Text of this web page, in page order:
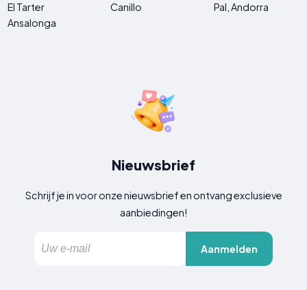
El Tarter
Canillo
Pal, Andorra
Ansalonga
Nieuwsbrief
Schrijf je in voor onze nieuwsbrief en ontvang exclusieve
aanbiedingen!
Aanmelden